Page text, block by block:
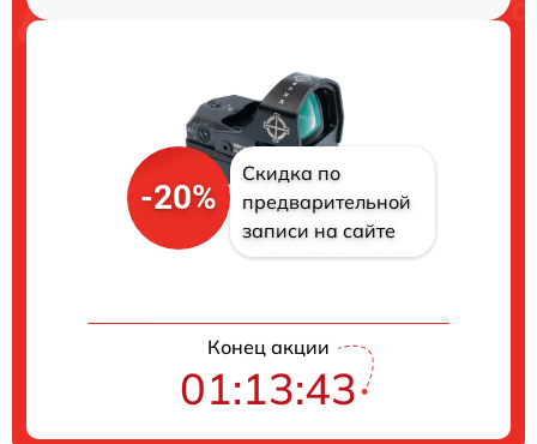
-20%
Скидка по
предварительной
записи на сайте
Конец акции
01:13:43